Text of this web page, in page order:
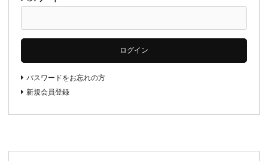
ログイン
パスワードをお忘れの方
新規会員登録